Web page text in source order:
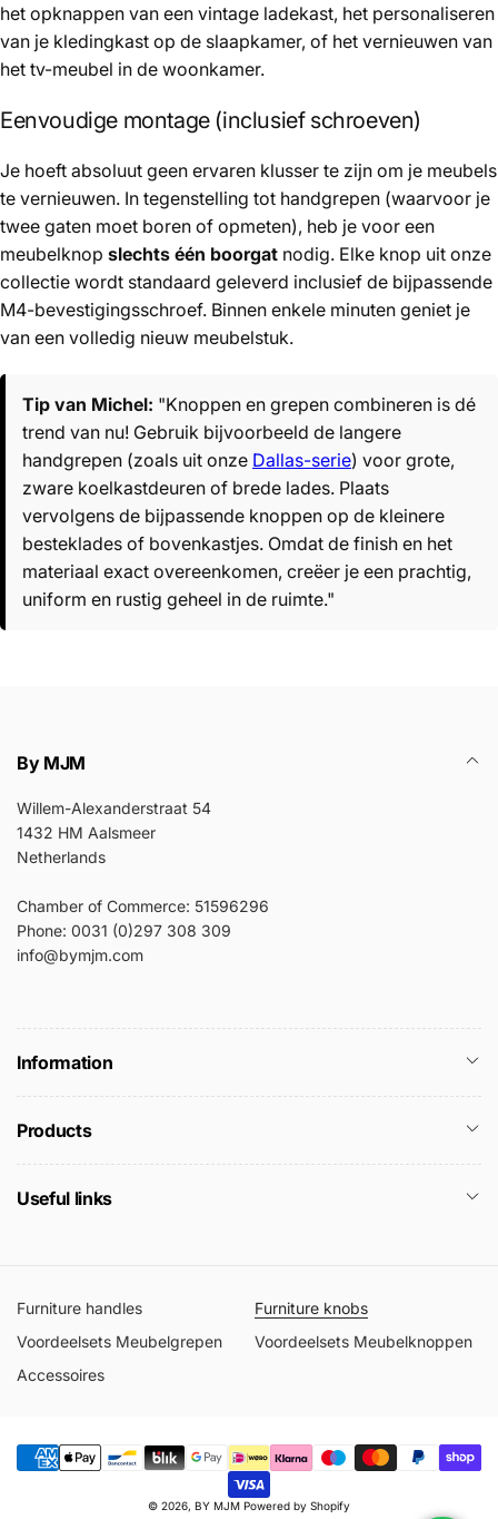
het opknappen van een vintage ladekast, het personaliseren
van je kledingkast op de slaapkamer, of het vernieuwen van
het tv-meubel in de woonkamer.
Eenvoudige montage (inclusief schroeven)
Je hoeft absoluut geen ervaren klusser te zijn om je meubels
te vernieuwen. In tegenstelling tot handgrepen (waarvoor je
twee gaten moet boren of opmeten), heb je voor een
meubelknop slechts één boorgat nodig. Elke knop uit onze
collectie wordt standaard geleverd inclusief de bijpassende
M4-bevestigingsschroef. Binnen enkele minuten geniet je
van een volledig nieuw meubelstuk.
Tip van Michel: "Knoppen en grepen combineren is dé
trend van nu! Gebruik bijvoorbeeld de langere
handgrepen (zoals uit onze Dallas-serie) voor grote,
zware koelkastdeuren of brede lades. Plaats
vervolgens de bijpassende knoppen op de kleinere
besteklades of bovenkastjes. Omdat de finish en het
materiaal exact overeenkomen, creëer je een prachtig,
uniform en rustig geheel in de ruimte."
By MJM
Willem-Alexanderstraat 54
1432 HM Aalsmeer
Netherlands
Chamber of Commerce: 51596296
Phone: 0031 (0)297 308 309
info@bymjm.com
Information
Products
Useful links
Furniture handles
Furniture knobs
Voordeelsets Meubelgrepen
Voordeelsets Meubelknoppen
Accessoires
Payment
methods
© 2026, BY MJM Powered by Shopify